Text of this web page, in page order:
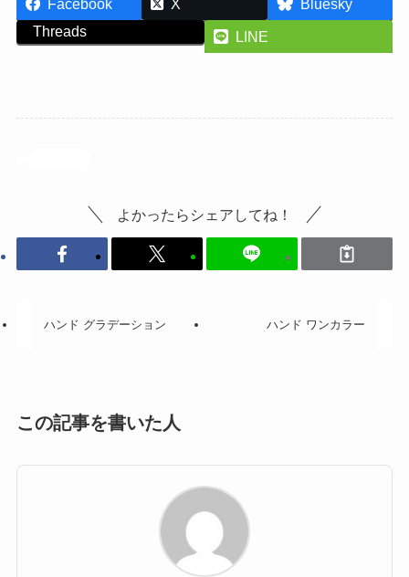
Facebook X
Bluesky
Threads
LINE
よかったらシェアしてね！
ハンド グラデーション ハンド ワンカラー
この記事を書いた人